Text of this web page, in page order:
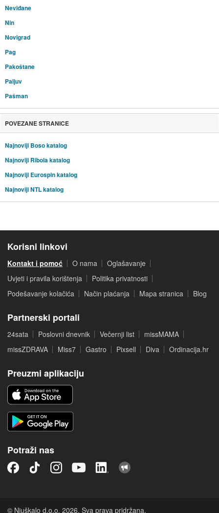
Neviđane
Nin
Novigrad
Pag
Pakoštane
Paljuv
Pašman
POVEZANE STRANICE
Najnoviji Boso katalog
Najnoviji Ribola katalog
Najnoviji Eurospin katalog
Najnoviji NTL katalog
Korisni linkovi
Kontakt i pomoć O nama
Oglašavanje
Uvjeti i pravila korištenja
Politika privatnosti
Podešavanje kolačića
Način plaćanja Mapa stranica Blog
Partnerski portali
24sata Poslovni dnevnik Večernji list
missMAMA
missZDRAVA
Miss7 Gastro Pixsell Diva Ordinacija.hr
Preuzmi aplikaciju
Potraži nas
© Njuškalo d.o.o. 2026. Sva prava pridržana.